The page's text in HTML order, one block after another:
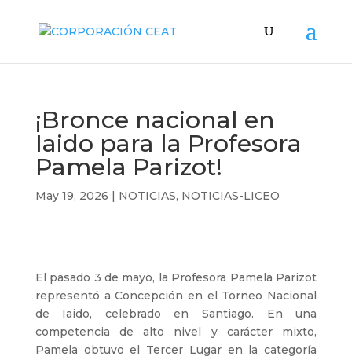
¡Bronce nacional en
Iaido para la Profesora
Pamela Parizot!
May 19, 2026 | NOTICIAS, NOTICIAS-LICEO
El pasado 3 de mayo, la Profesora Pamela Parizot
representó a Concepción en el Torneo Nacional
de Iaido, celebrado en Santiago. En una
competencia de alto nivel y carácter mixto,
Pamela obtuvo el Tercer Lugar en la categoría